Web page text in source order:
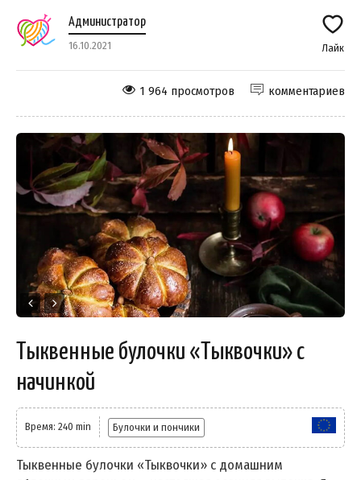
Администратор
16.10.2021 Лайк
комментариев
1 964 просмотров
Тыквенные булочки «Тыквочки» с
начинкой
Время: 240 min Булочки и пончики
Тыквенные булочки «Тыквочки» с домашним